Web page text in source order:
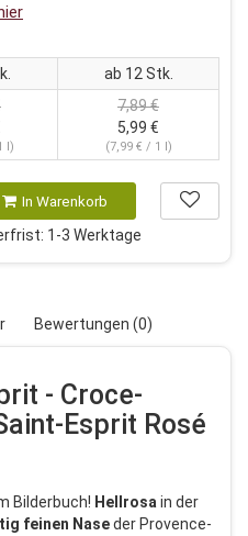
ab 12 Stk.
l)
7,89 €
5,99 €
(7,99 € / 1 l)
In Warenkorb
1-3 Werktage
Bewertungen (0)
- Croce-
Esprit Rosé
Bilderbuch! Hellrosa in der
feinen Naseder Provence-